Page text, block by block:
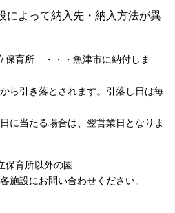
によって納入先・納入方法が異
保育所 ・・・魚津市に納付しま
引き落とされます。引落し日は毎
に当たる場合は、翌営業日となりま
立保育所以外の園
設にお問い合わせください。